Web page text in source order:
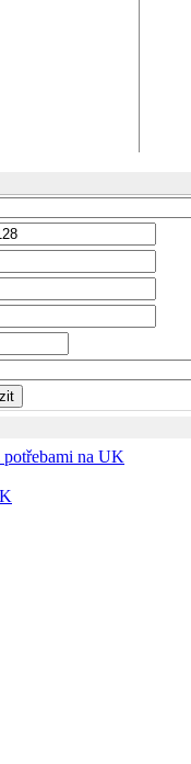
potřebami na UK